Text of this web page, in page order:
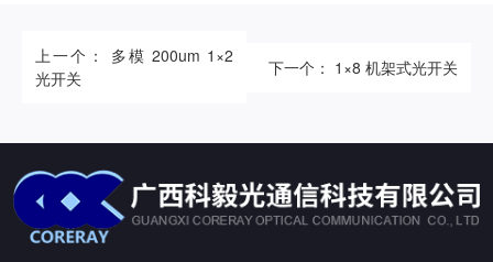
上一个： 多模 200um 1×2
光开关
下一个： 1×8 机架式光开关